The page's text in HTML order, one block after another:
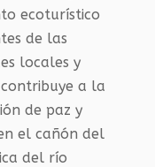
ecoturístico
de las
locales y
a la
de paz y
el cañón del
del río